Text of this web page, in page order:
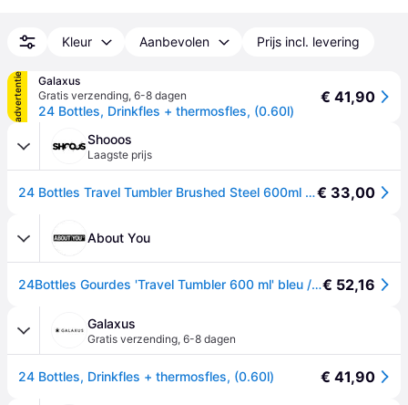
Kleur Aanbevolen Prijs incl. levering
advertentie
Galaxus
Gratis verzending, 6-8 dagen
24 Bottles, Drinkfles + thermosfles, (0.60l)
€ 41,90
Shooos
Laagste prijs
24 Bottles Travel Tumbler Brushed Steel 600ml Unisex - Tasse 24Bottles - Silver - TT_060_406-One-size - Size: One size€ 33,00
About You
24Bottles Gourdes 'Travel Tumbler 600 ml' bleu / noir€ 52,16
Galaxus
Gratis verzending, 6-8 dagen
24 Bottles, Drinkfles + thermosfles, (0.60l) € 41,90